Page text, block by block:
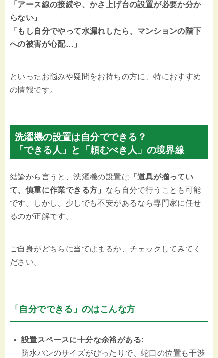
「アース線の接続や、かさ上げ台の設置が必要か分か
らない」
「もし自分でやって水漏れしたら、マンションの階下
への被害が心配…」
といったお悩みや疑問をお持ちの方に、特におすすめ
の情報です。
洗濯機の設置は自分でできる？
「できる人」と「頼むべき人」の境界線
結論から言うと、洗濯機の設置は 「道具が揃ってい
て、慎重に作業できる方」 なら自分で行うことも可能
です。しかし、少しでも不安があるなら専門家に任せ
るのが正解です。
ご自身がどちらに当てはまるか、チェックしてみてく
ださい。
「自分でできる」のはこんな方
設置スペースに十分な余裕がある:
防水パンのサイズがぴったりで、蛇口の位置も干渉